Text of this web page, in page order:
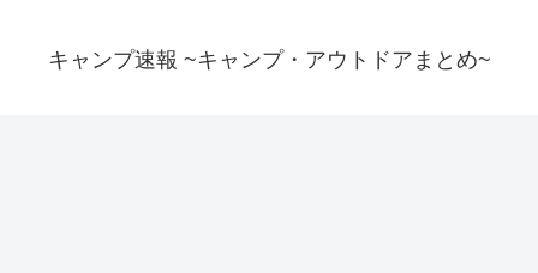
キャンプ速報 ~キャンプ・アウトドアまとめ~